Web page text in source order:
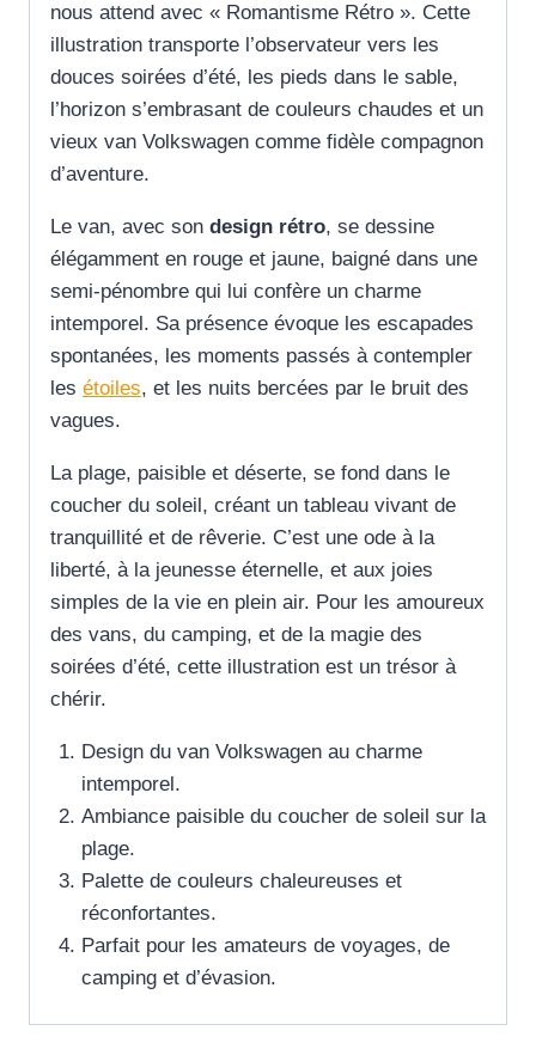
nous attend avec « Romantisme Rétro ». Cette
illustration transporte l’observateur vers les
douces soirées d’été, les pieds dans le sable,
l’horizon s’embrasant de couleurs chaudes et un
vieux van Volkswagen comme fidèle compagnon
d’aventure.
Le van, avec son design rétro, se dessine
élégamment en rouge et jaune, baigné dans une
semi-pénombre qui lui confère un charme
intemporel. Sa présence évoque les escapades
spontanées, les moments passés à contempler
les étoiles, et les nuits bercées par le bruit des
vagues.
La plage, paisible et déserte, se fond dans le
coucher du soleil, créant un tableau vivant de
tranquillité et de rêverie. C’est une ode à la
liberté, à la jeunesse éternelle, et aux joies
simples de la vie en plein air. Pour les amoureux
des vans, du camping, et de la magie des
soirées d’été, cette illustration est un trésor à
chérir.
Design du van Volkswagen au charme
intemporel.
Ambiance paisible du coucher de soleil sur la
plage.
Palette de couleurs chaleureuses et
réconfortantes.
Parfait pour les amateurs de voyages, de
camping et d’évasion.